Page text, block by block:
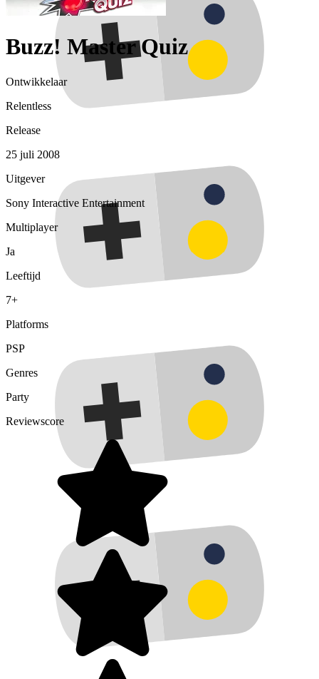
Buzz! Master Quiz
Ontwikkelaar
Relentless
Release
25 juli 2008
Uitgever
Sony Interactive Entertainment
Multiplayer
Ja
Leeftijd
7+
Platforms
PSP
Genres
Party
Reviewscore